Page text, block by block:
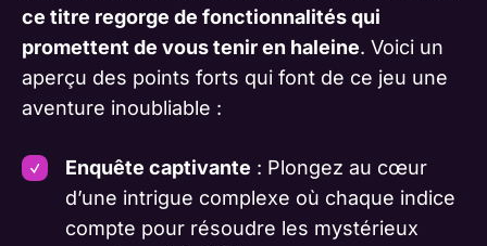
ce titre regorge de fonctionnalités qui
promettent de vous tenir en haleine. Voici un
aperçu des points forts qui font de ce jeu une
aventure inoubliable :
Enquête captivante : Plongez au cœur
d’une intrigue complexe où chaque indice
compte pour résoudre les mystérieux